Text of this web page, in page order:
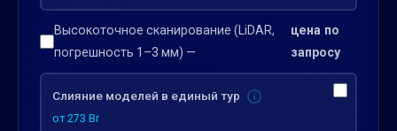
Высокоточное сканирование (LiDAR,
погрешность 1–3 мм) —
цена по
запросу
Слияние моделей в единый тур
от 273 Br